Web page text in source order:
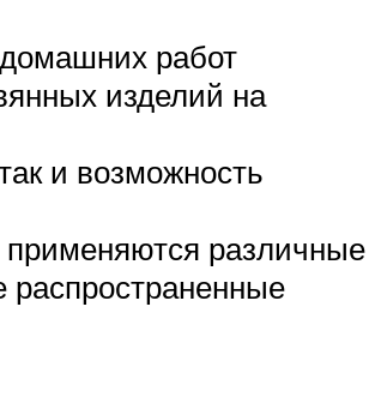
работ
изделий на
и возможность
различные